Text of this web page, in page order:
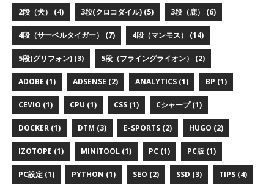
2段（犬） (4) 3段(クロコダイル) (5) 3段（鹿） (6)
4段（サーベルタイガー） (7) 4段（マンモス） (14)
5段(グリフォン) (3) 5段（フライングライオン） (2)
ADOBE (1) ADSENSE (2) ANALYTICS (1) BP (1)
CEVIO (1) CPU (1) CSS (1) Cシャープ (1)
DOCKER (1) DTM (3) E-SPORTS (2) HUGO (2)
IZOTOPE (1) MINITOOL (1) PC (1) PC版 (1)
PC設定 (1) PYTHON (1) SEO (2) SSD (3) TIPS (4)